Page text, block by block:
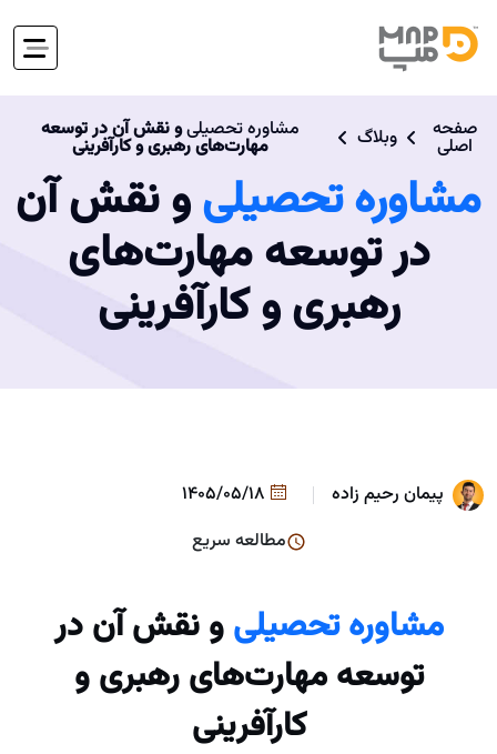
صفحه
اصلی وبلاگ مشاوره تحصیلیو نقش آن در توسعه
مهارت‌های رهبری و کارآفرینی
مشاوره تحصیلیو نقش آن
در توسعه مهارت‌های
رهبری و کارآفرینی
پیمان رحیم زاده
مطالعه سریع
مشاوره تحصیلیو نقش آن در
توسعه مهارت‌های رهبری و
کارآفرینی